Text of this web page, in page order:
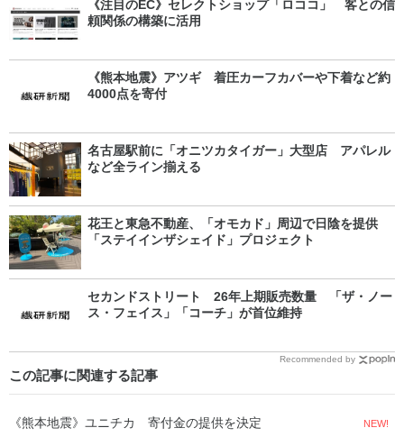
《注目のEC》セレクトショップ「ロココ」 客との信
頼関係の構築に活用
《熊本地震》アツギ 着圧カーフカバーや下着など約
4000点を寄付
名古屋駅前に「オニツカタイガー」大型店 アパレル
など全ライン揃える
花王と東急不動産、「オモカド」周辺で日陰を提供
「ステイインザシェイド」プロジェクト
セカンドストリート 26年上期販売数量 「ザ・ノー
ス・フェイス」「コーチ」が首位維持
Recommended by
この記事に関連する記事
《熊本地震》ユニチカ 寄付金の提供を決定 NEW!